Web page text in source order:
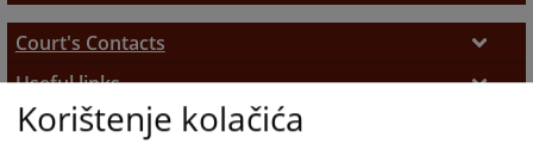
Court's Contacts
Court's Contacts
Judicial Institutions Directory
Useful links
Useful links
How to use the site?
Korištenje kolačića